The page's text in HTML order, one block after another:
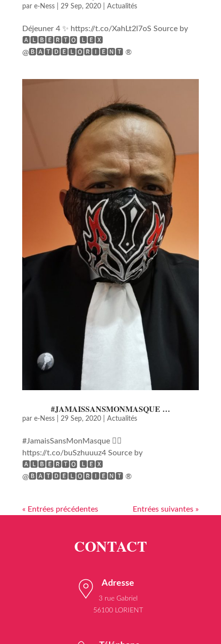
par e-Ness| 29 Sep, 2020| Actualités
Déjeuner 4 ✨ https://t.co/XahLt2l7oS Source by
🅰🅻🅱🅴🆁🆃🅾 🅻🅴🆇
@🅱🅰🆃🅳🅴🅻🅾🆁🅸🅴🅽🆃 ®
#JAMAISSANSMONMASQUE …
par e-Ness| 29 Sep, 2020| Actualités
#JamaisSansMonMasque 🤼‍♂️
https://t.co/buSzhuuuz4 Source by
🅰🅻🅱🅴🆁🆃🅾 🅻🅴🆇
@🅱🅰🆃🅳🅴🅻🅾🆁🅸🅴🅽🆃 ®
« Entrées précédentes Entrées suivantes »
Adresse
3 rue Gabriel
56100 LORIENT